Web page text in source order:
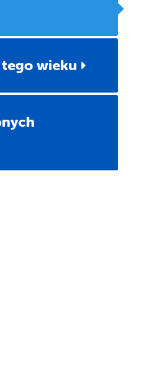
wieku